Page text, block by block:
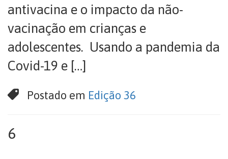
antivacina e o impacto da não-
vacinação em crianças e
adolescentes. Usando a pandemia da
Covid-19 e […]
Postado em Edição 36
6